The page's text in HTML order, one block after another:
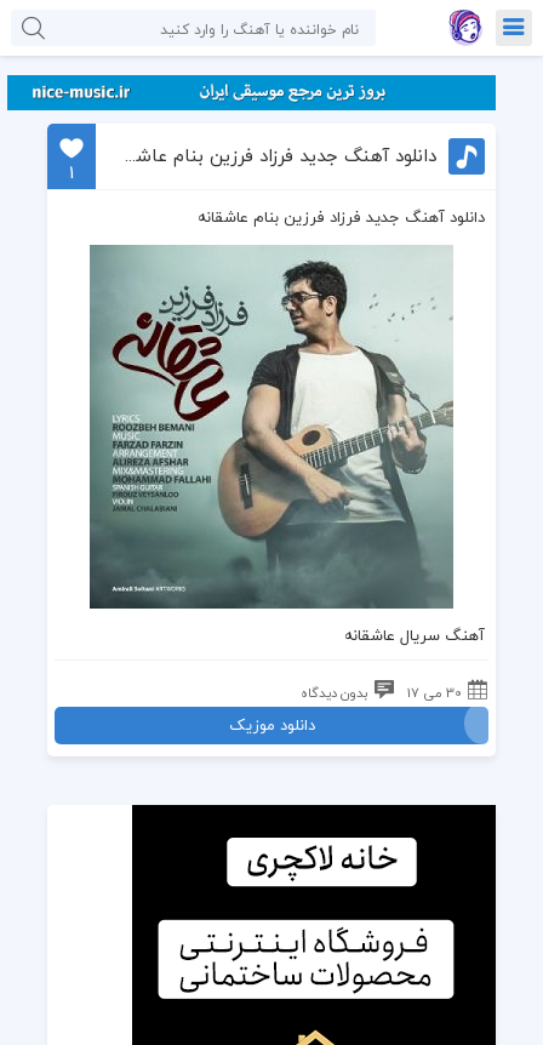
دانلود آهنگ جدید فرزاد فرزین بنام عاشقانه
1
دانلود آهنگ جدید فرزاد فرزین بنام عاشقانه
آهنگ سریال عاشقانه
30 می 17 بدون دیدگاه
دانلود موزیک